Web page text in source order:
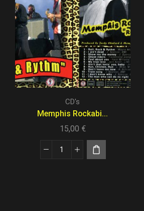
CD's
Memphis Rockabi...
15,00 €